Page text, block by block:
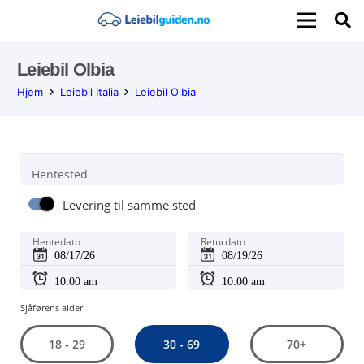
Leiebil Olbia
Hjem Leiebil Italia Leiebil Olbia
Hentested
Levering til samme sted
Hentedato Returdato
Sjåførens alder:
18 - 29 30 - 69 70+